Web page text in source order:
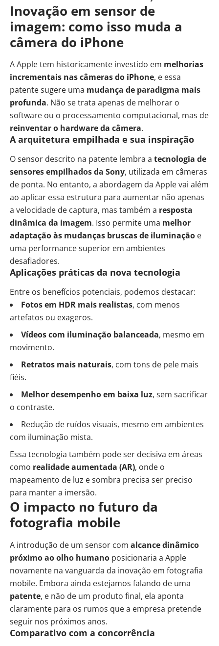
Inovação em sensor de
imagem: como isso muda a
câmera do iPhone
A Apple tem historicamente investido em melhorias
incrementais nas câmeras do iPhone, e essa
patente sugere uma mudança de paradigma mais
profunda. Não se trata apenas de melhorar o
software ou o processamento computacional, mas de
reinventar o hardware da câmera.
A arquitetura empilhada e sua inspiração
O sensor descrito na patente lembra a tecnologia de
sensores empilhados da Sony, utilizada em câmeras
de ponta. No entanto, a abordagem da Apple vai além
ao aplicar essa estrutura para aumentar não apenas
a velocidade de captura, mas também a resposta
dinâmica da imagem. Isso permite uma melhor
adaptação às mudanças bruscas de iluminação e
uma performance superior em ambientes
desafiadores.
Aplicações práticas da nova tecnologia
Entre os benefícios potenciais, podemos destacar:
Fotos em HDR mais realistas, com menos
artefatos ou exageros.
Vídeos com iluminação balanceada, mesmo em
movimento.
Retratos mais naturais, com tons de pele mais
fiéis.
Melhor desempenho em baixa luz, sem sacrificar
o contraste.
Redução de ruídos visuais, mesmo em ambientes
com iluminação mista.
Essa tecnologia também pode ser decisiva em áreas
como realidade aumentada (AR), onde o
mapeamento de luz e sombra precisa ser preciso
para manter a imersão.
O impacto no futuro da
fotografia mobile
A introdução de um sensor com alcance dinâmico
próximo ao olho humano posicionaria a Apple
novamente na vanguarda da inovação em fotografia
mobile. Embora ainda estejamos falando de uma
patente, e não de um produto final, ela aponta
claramente para os rumos que a empresa pretende
seguir nos próximos anos.
Comparativo com a concorrência